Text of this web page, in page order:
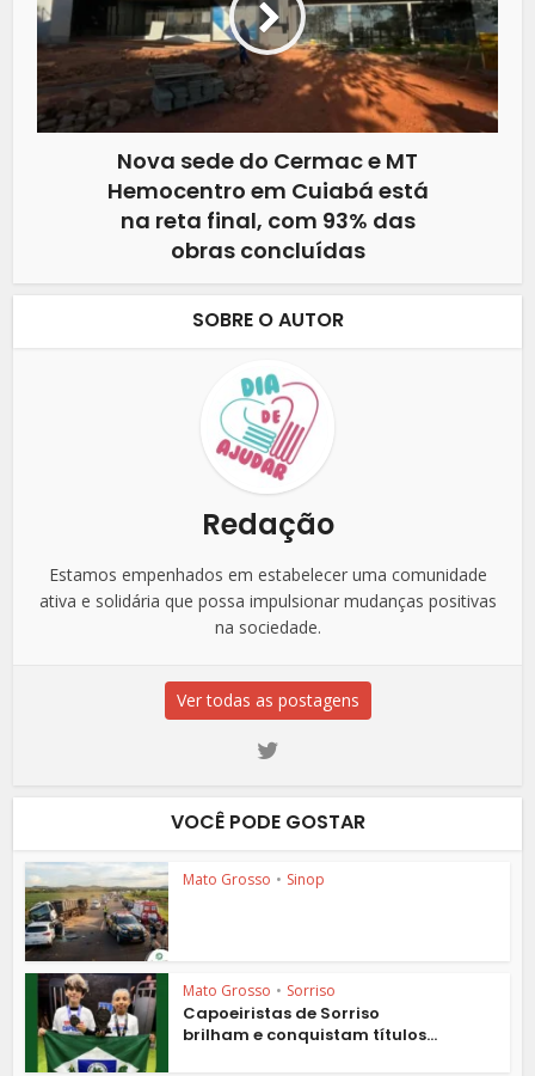
Nova sede do Cermac e MT
Hemocentro em Cuiabá está
na reta final, com 93% das
obras concluídas
SOBRE O AUTOR
Redação
Estamos empenhados em estabelecer uma comunidade
ativa e solidária que possa impulsionar mudanças positivas
na sociedade.
Ver todas as postagens
VOCÊ PODE GOSTAR
Mato Grosso • Sinop
Mato Grosso • Sorriso
Capoeiristas de Sorriso
brilham e conquistam títulos...